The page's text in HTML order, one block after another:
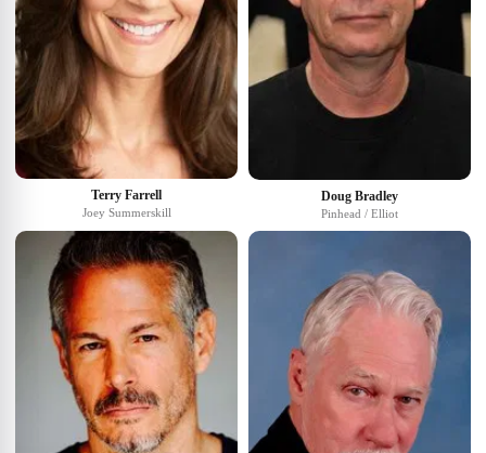
Terry Farrell
Joey Summerskill
Doug Bradley
Pinhead / Elliot